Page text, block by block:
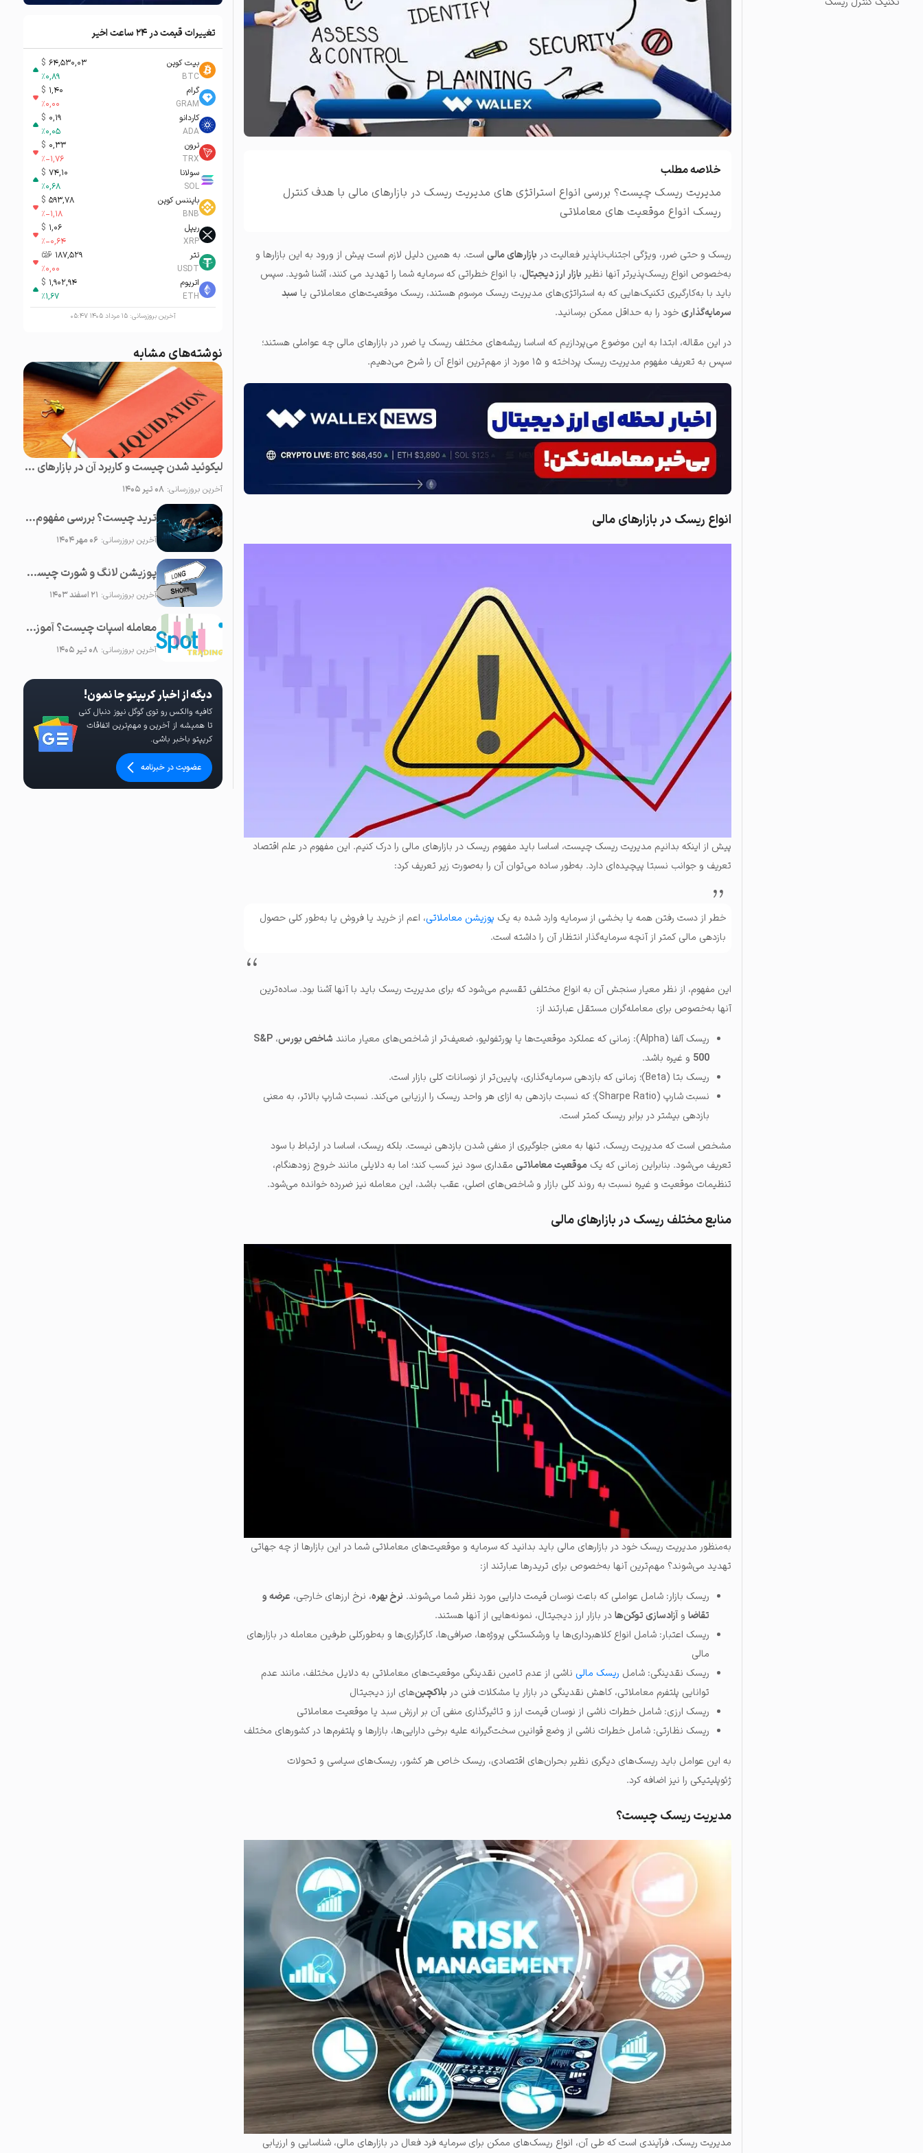
تاریخچه معاملات
مشاهده سفارش‌های باز، معاملات و ...
خلاصه مطلب
مدیریت ریسک چیست؟ بررسی انواع استراتژی های مدیریت ریسک در بازارهای مالی با هدف کنترل
ریسک انواع موقعیت های معاملاتی
ریسک و حتی ضرر، ویژگی اجتناب‌ناپذیر فعالیت در بازارهای مالیاست. به همین دلیل لازم است پیش از ورود به این بازارها و
به‌خصوص انواع ریسک‌پذیرتر آنها نظیر بازار ارز دیجیتال، با انواع خطراتی که سرمایه شما را تهدید می کنند، آشنا شوید. سپس
باید با به‌کارگیری تکنیک‌هایی که به استراتژی‌های مدیریت ریسک مرسوم هستند، ریسک موقعیت‌های معاملاتی یا سبد
سرمایه‌گذاریخود را به حداقل ممکن برسانید.
در این مقاله، ابتدا به این موضوع می‌پردازیم که اساسا ریشه‌های مختلف ریسک یا ضرر در بازارهای مالی چه عواملی هستند؛
سپس به تعریف مفهوم مدیریت ریسک پرداخته و ۱۵ مورد از مهم‌ترین انواع آن را شرح می‌دهیم.
انواع ریسک در بازارهای مالی
پیش از اینکه بدانیم مدیریت ریسک چیست، اساسا باید مفهوم ریسک در بازارهای مالی را درک کنیم. این مفهوم در علم اقتصاد
تعریف و جوانب نسبتا پیچیده‌ای دارد. به‌طور ساده می‌توان آن را به‌صورت زیر تعریف کرد:
خطر از دست رفتن همه یا بخشی از سرمایه وارد شده به یک پوزیشن معاملاتی، اعم از خرید یا فروش یا به‌طور کلی حصول
بازدهی مالی کمتر از آنچه سرمایه‌گذار انتظار آن را داشته است.
این مفهوم، از نظر معیار سنجش آن به انواع مختلفی تقسیم می‌شود که برای مدیریت ریسک باید با آنها آشنا بود. ساده‌ترین
آنها به‌خصوص برای معامله‌گران مستقل عبارتند از:
ریسک آلفا (Alpha): زمانی که عملکرد موقعیت‌ها یا پورتفولیو، ضعیف‌تر از شاخص‌های معیار مانند شاخص بورس، S&P
500 و غیره باشد.
ریسک بتا (Beta)؛ زمانی که بازدهی سرمایه‌گذاری، پایین‌تر از نوسانات کلی بازار است.
نسبت شارپ (Sharpe Ratio)؛ که نسبت بازدهی به ازای هر واحد ریسک را ارزیابی می‌کند. نسبت شارپ بالاتر، به معنی
بازدهی بیشتر در برابر ریسک کمتر است.
مشخص است که مدیریت ریسک، تنها به معنی جلوگیری از منفی شدن بازدهی نیست. بلکه ریسک، اساسا در ارتباط با سود
تعریف می‌شود. بنابراین زمانی که یک موقعیت معاملاتیمقداری سود نیز کسب کند؛ اما به دلایلی مانند خروج زودهنگام،
تنظیمات موقعیت و غیره نسبت به روند کلی بازار و شاخص‌های اصلی، عقب باشد، این معامله نیز ضررده خوانده می‌شود.
منابع مختلف ریسک در بازارهای مالی
به‌منظور مدیریت ریسک خود در بازارهای مالی باید بدانید که سرمایه و موقعیت‌های معاملاتی شما در این بازارها از چه جهاتی
تهدید می‌شوند؟ مهم‌ترین آنها به‌خصوص برای تریدرها عبارتند از:
ریسک بازار: شامل عواملی که باعث نوسان قیمت دارایی مورد نظر شما می‌شوند. نرخ بهره، نرخ ارزهای خارجی، عرضه و
تقاضاو آزادسازی توکن‌هادر بازار ارز دیجیتال، نمونه‌هایی از آنها هستند.
ریسک اعتبار: شامل انواع کلاهبرداری‌ها یا ورشکستگی پروژه‌ها، صرافی‌ها، کارگزاری‌ها و به‌طورکلی طرفین معامله در بازارهای
مالی
ریسک نقدینگی: شامل ریسک مالیناشی از عدم تامین نقدینگی موقعیت‌های معاملاتی به دلایل مختلف، مانند عدم
توانایی پلتفرم معاملاتی، کاهش نقدینگی در بازار یا مشکلات فنی در بلاکچین‌های ارز دیجیتال
ریسک ارزی: شامل خطرات ناشی از نوسان قیمت ارز و تاثیرگذاری منفی آن بر ارزش سبد یا موقعیت معاملاتی
ریسک نظارتی: شامل خطرات ناشی از وضع قوانین سخت‌گیرانه علیه برخی دارایی‌ها، بازارها و پلتفرم‌ها در کشورهای مختلف
به این عوامل باید ریسک‌های دیگری نظیر بحران‌های اقتصادی، ریسک خاص هر کشور، ریسک‌های سیاسی و تحولات
ژئوپلیتیکی را نیز اضافه کرد.
مدیریت ریسک چیست؟
مدیریت ریسک، فرآیندی است که طی آن، انواع ریسک‌های ممکن برای سرمایه فرد فعال در بازارهای مالی، شناسایی و ارزیابی
تغییرات قیمت در ۲۴ ساعت اخیر
بیت کوین
BTC
64,530,03
$
%0,89
گرام
GRAM
1,40
$
%0,00
کاردانو
ADA
0,19
$
%0,05
ترون
TRX
0,33
$
%-1,76
سولانا
SOL
74,10
$
%0,68
بایننس کوین
BNB
593,78
$
%-1,18
ریپل
XRP
1,06
$
%-0,64
تتر
USDT
187,529 تومان-ء
%0,00
اتریوم
ETH
1,902,94
$
%1,67
آخرین بروزرسانی:۱۵ مرداد ۱۴۰۵ ۰۵:۴۷
نوشته‌های مشابه
لیکوئید شدن چیست و کاربرد آن در بازارهای مالی
آخرین بروزرسانی: ۰۸ تیر ۱۴۰۵
ترید چیست؟ بررسی مفهوم ترید ارز دیجیتال و تریدر
آخرین بروزرسانی: ۰۶ مهر ۱۴۰۴
پوزیشن لانگ و شورت چیست؟ معرفی انواع معاملات long و short
آخرین بروزرسانی: ۲۱ اسفند ۱۴۰۳
معامله اسپات چیست؟ آموزش SPOT و کسب سود در بازار ارز دیجیتال
آخرین بروزرسانی:۰۸ تیر ۱۴۰۵
دیگه از اخبار کریپتو جا نمون!
کافیه والکس رو توی گوگل نیوز دنبال کنی
تا همیشه از آخرین و مهم‌ترین اتفاقات
کریپتو باخبر باشی.
عضویت در خبرنامه